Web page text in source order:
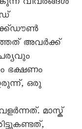
വിവരങ്ങൾ
അവർക്ക്
ഭക്ഷണം
ഒരു
മാസ്ക്